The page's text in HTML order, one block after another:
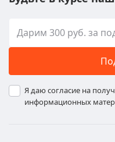
Я даю согласие на
информационных